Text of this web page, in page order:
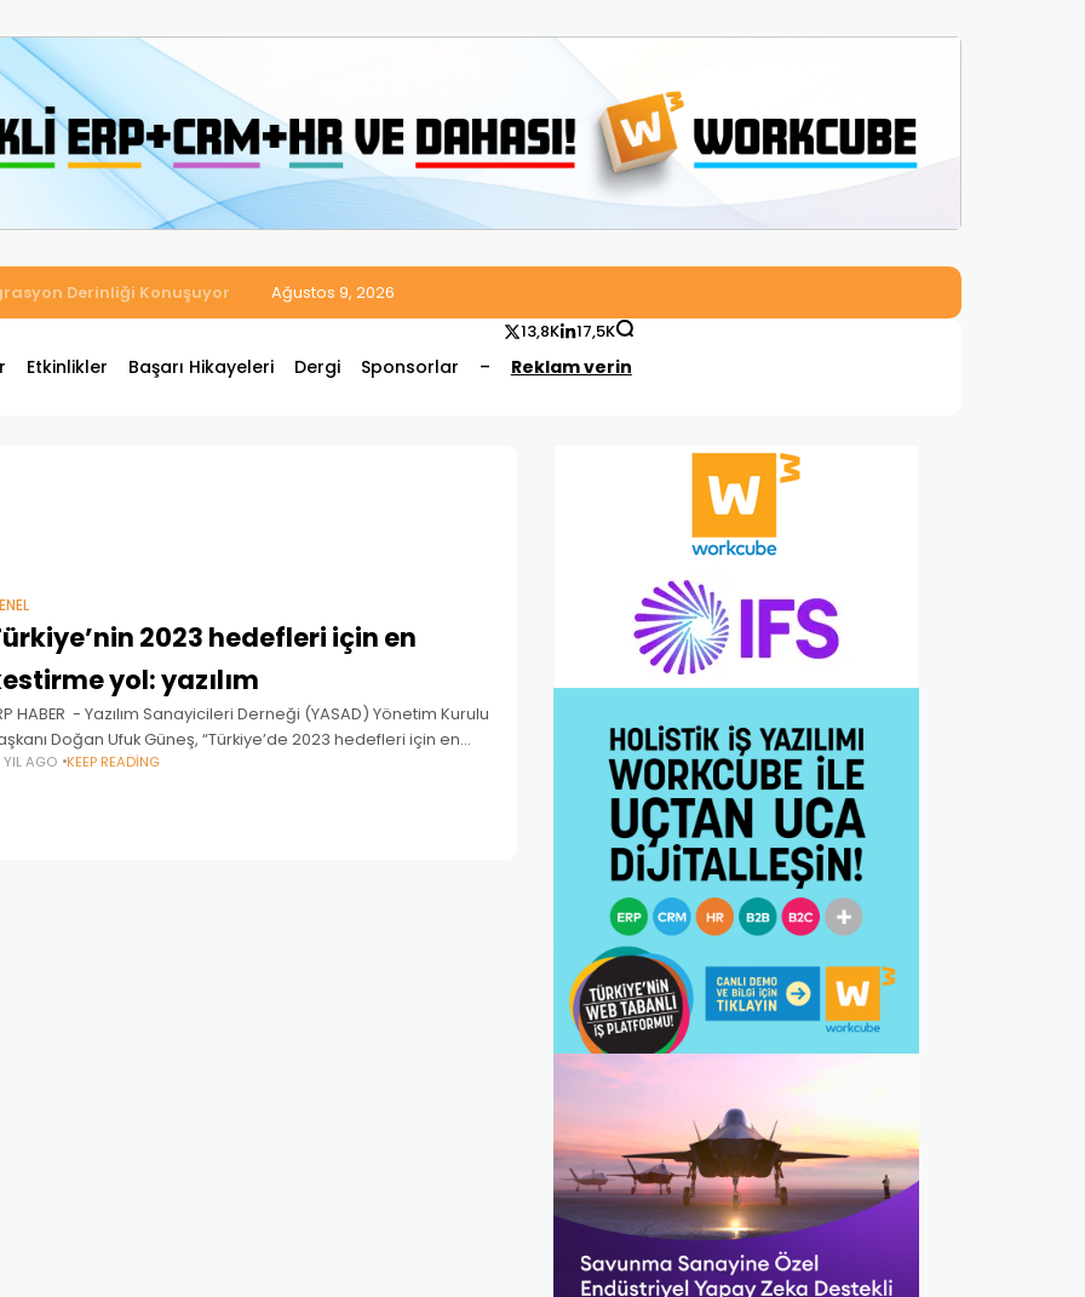
ve Muhasebe Süreçlerini Tek Platformda Birleştirdi
Ağustos 9, 2026
Etkinlikler Başarı Hikayeleri Dergi Sponsorlar – Reklam verin
13,8K 17,5K
2023 hedefleri için en
yol: yazılım
HABER - Yazılım Sanayicileri Derneği (YASAD) Yönetim Kurulu
Doğan Ufuk Güneş, “Türkiye’de 2023 hedefleri için en
yol: yazılım". Katma değeri en yüksek sektör yazılım
YIL AGO KEEP READING